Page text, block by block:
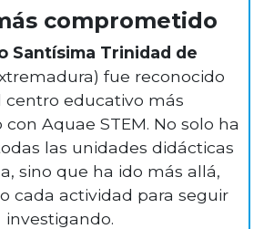
comprometido
Santísima Trinidad de
fue reconocido
centro educativo más
Aquae STEM. No solo ha
las unidades didácticas
sino que ha ido más allá,
cada actividad para seguir
investigando.